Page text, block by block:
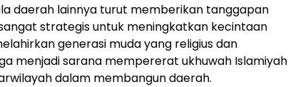
daerah lainnya turut memberikan tanggapan
strategis untuk meningkatkan kecintaan
generasi muda yang religius dan
menjadi sarana mempererat ukhuwah Islamiyah
dalam membangun daerah.